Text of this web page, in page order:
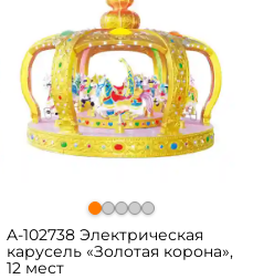
A-102738 Электрическая
карусель «Золотая корона»,
12 мест